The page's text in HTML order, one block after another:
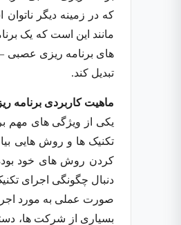
که در زمینه دیگر
مانند این است که یک
های برنامه ریزی عصبی –
تبدیل کند.
ماهیت کاربردی برنامه
یکی از ویژگی های مهم
تکنیک ها و روش هایی
کردن روش های خود
دنبال چگونگی اجرای
صورت عملی به مورد
بسیاری از شرکت ها،